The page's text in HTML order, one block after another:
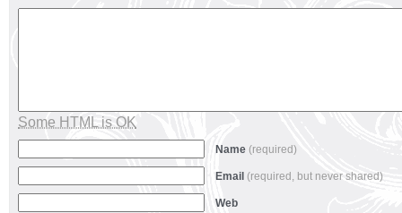
Some HTML is OK
Name (required)
Email (required, but never shared)
Web